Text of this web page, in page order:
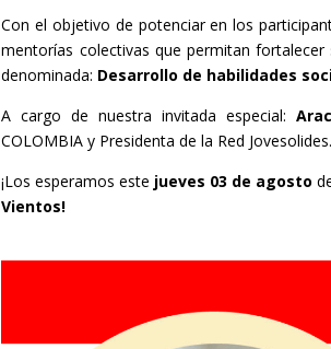
Con el objetivo de potenciar en los
mentorías colectivas que permitan
denominada: Desarrollo de habilidades
A cargo de nuestra invitada especial:
COLOMBIA y Presidenta de la Red Jovesolides.
¡Los esperamos este jueves 03 de agosto
Vientos!